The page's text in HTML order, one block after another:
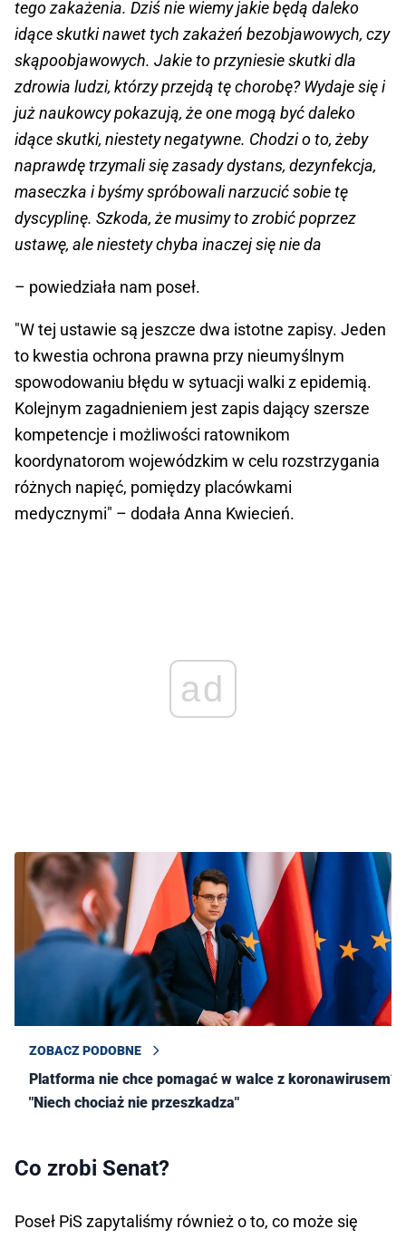
tego zakażenia. Dziś nie wiemy jakie będą daleko
idące skutki nawet tych zakażeń bezobjawowych, czy
skąpoobjawowych. Jakie to przyniesie skutki dla
zdrowia ludzi, którzy przejdą tę chorobę? Wydaje się i
już naukowcy pokazują, że one mogą być daleko
idące skutki, niestety negatywne. Chodzi o to, żeby
naprawdę trzymali się zasady dystans, dezynfekcja,
maseczka i byśmy spróbowali narzucić sobie tę
dyscyplinę. Szkoda, że musimy to zrobić poprzez
ustawę, ale niestety chyba inaczej się nie da
– powiedziała nam poseł.
"W tej ustawie są jeszcze dwa istotne zapisy. Jeden
to kwestia ochrona prawna przy nieumyślnym
spowodowaniu błędu w sytuacji walki z epidemią.
Kolejnym zagadnieniem jest zapis dający szersze
kompetencje i możliwości ratownikom
koordynatorom wojewódzkim w celu rozstrzygania
różnych napięć, pomiędzy placówkami
medycznymi" – dodała Anna Kwiecień.
ad
ZOBACZ PODOBNE
Platforma nie chce pomagać w walce z koronawirusem?
"Niech chociaż nie przeszkadza"
Co zrobi Senat?
Poseł PiS zapytaliśmy również o to, co może się